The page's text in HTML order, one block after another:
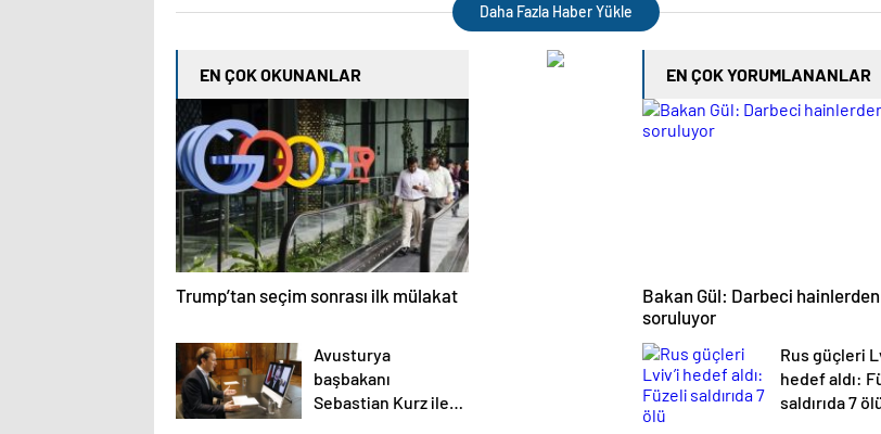
Daha Fazla Haber Yükle
EN ÇOK OKUNANLAR
Trump’tan seçim sonrası ilk mülakat
Avusturya
başbakanı
Sebastian Kurz ile
EN ÇOK YORUMLANANLAR
Bakan Gül: Darbeci
soruluyor
Rus güçleri
hedef aldı:
saldırıda 7